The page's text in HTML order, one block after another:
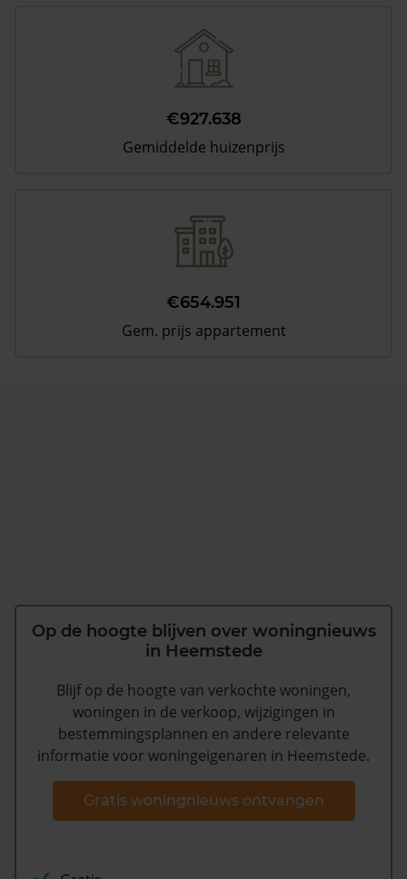
€927.638
Gemiddelde huizenprijs
€654.951
Gem. prijs appartement
Op de hoogte blijven over woningnieuws
in Heemstede
Blijf op de hoogte van verkochte woningen,
woningen in de verkoop, wijzigingen in
bestemmingsplannen en andere relevante
informatie voor woningeigenaren in Heemstede.
Gratis woningnieuws ontvangen